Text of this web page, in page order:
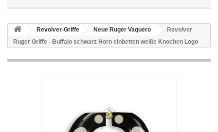
Revolver-Griffe Neue Ruger Vaquero
Revolver
Ruger Griffe - Buffalo schwarz Horn einbetten weiße Knochen Logo